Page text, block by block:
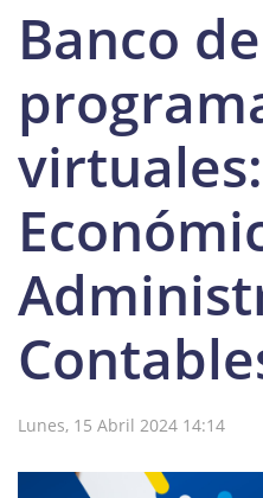
Banco
Lunes, 15 Abril 2024 14:14